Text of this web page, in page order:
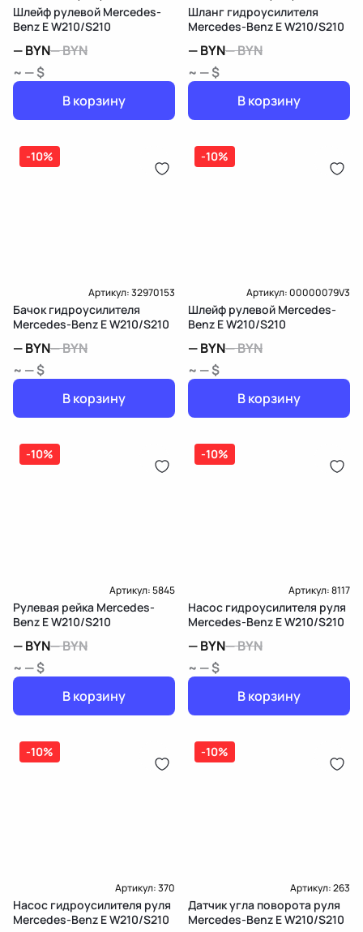
Шлейф рулевой Mercedes-
Benz E W210/S210
—BYN—BYN
~ — $
В корзину
Шланг гидроусилителя
Mercedes-Benz E W210/S210
—BYN—BYN
~ — $
В корзину
-10%
Артикул:32970153
Бачок гидроусилителя
Mercedes-Benz E W210/S210
—BYN—BYN
~ — $
В корзину
-10%
Артикул:00000079V3
Шлейф рулевой Mercedes-
Benz E W210/S210
—BYN—BYN
~ — $
В корзину
-10%
Артикул:5845
Рулевая рейка Mercedes-
Benz E W210/S210
—BYN—BYN
~ — $
В корзину
-10%
Артикул:8117
Насос гидроусилителя руля
Mercedes-Benz E W210/S210
—BYN—BYN
~ — $
В корзину
-10%
Артикул:370
Насос гидроусилителя руля
Mercedes-Benz E W210/S210
-10%
Артикул:263
Датчик угла поворота руля
Mercedes-Benz E W210/S210